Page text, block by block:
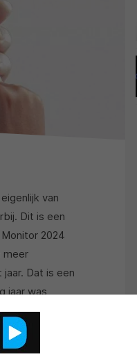
van
Dit is een
2024
meer
Dat is een
jaar was
te zijn met de
is met een